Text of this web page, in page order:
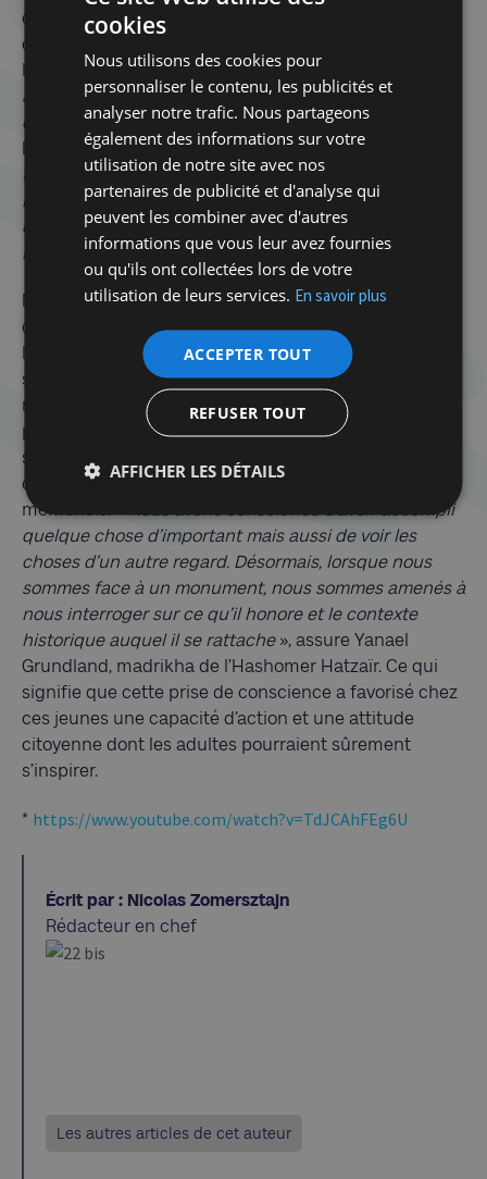
détail au hasard. Pour ce faire, les étudiants de l’UEJB
ont agi en coordination avec leurs homologues de
l’Union des étudiants juifs de Lettonie.
apporté leur soutien et nous ont encouragés à mener
cette mobilisation», se souvient Terence Mauchard-
Dumont. «Ils nous ont également aidés à rédiger le
texte en letton qui figure sur la bannière. Par ailleurs,
leur président, Dan Baumann, nous a communiqués
de nombreuses informations sur la problématique
mémorielle des SS lettons».
Même si cette mobilisation n’a pas entraîné le
démantèlement du monument, ces jeunes de
l’Hashomer Hatzaïr ont malgré tout contribué à
sensibiliser l’opinion grâce à la vidéo* qu’ils ont
réalisée. Sa diffusion sur internet a même permis à la
presse israélienne d’en parler. Mais l’essentiel réside
surtout dans la conscientisation et à la mobilisation
de la jeunesse juive face à des enjeux politiques et
mémoriels. «
Nous avons conscience d’avoir accompli
quelque chose d’important mais aussi de voir les
choses d’un autre regard. Désormais, lorsque nous
sommes face à un monument, nous sommes amenés à
nous interroger sur ce qu’il honore et le contexte
historique auquel il se rattache», assure Yanael
Grundland, madrikha de l’Hashomer Hatzaïr. Ce qui
signifie que cette prise de conscience a favorisé chez
ces jeunes une capacité d’action et une attitude
citoyenne dont les adultes pourraient sûrement
s’inspirer.
* https://www.youtube.com/watch?v=TdJCAhFEg6U
Écrit par : Nicolas Zomersztajn
Rédacteur en chef
Les autres articles de cet auteur
cookies
Nous utilisons des cookies pour
personnaliser le contenu, les publicités et
analyser notre trafic. Nous partageons
également des informations sur votre
utilisation de notre site avec nos
partenaires de publicité et d'analyse qui
peuvent les combiner avec d'autres
informations que vous leur avez fournies
ou qu'ils ont collectées lors de votre
utilisation de leurs services. En savoir plus
ACCEPTER TOUT
REFUSER TOUT
AFFICHER LES DÉTAILS